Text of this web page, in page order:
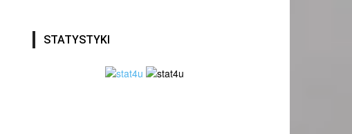
STATYSTYKI